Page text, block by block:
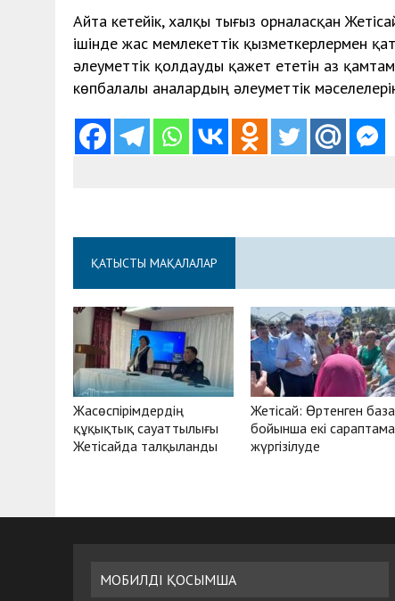
Айта кетейік, халқы тығыз орналасқан
ішінде жас мемлекеттік қызметкерлермен
әлеуметтік қолдауды қажет ететін аз
көпбалалы аналардың әлеуметтік
ҚАТЫСТЫ МАҚАЛАЛАР
Жасөспірімдердің
құқықтық сауаттылығы
Жетісайда талқыланды
Жетісай: Өртенген
бойынша екі сараптама
жүргізілуде
МОБИЛДІ ҚОСЫМША